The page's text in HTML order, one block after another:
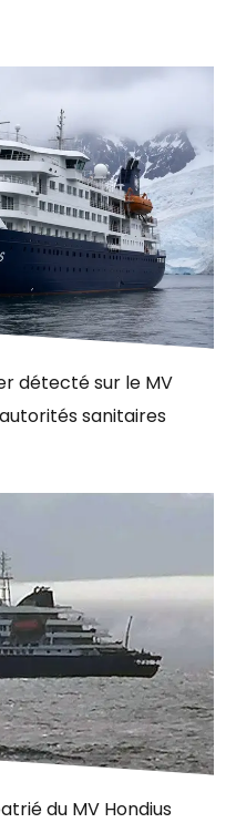
détecté sur le MV
sanitaires
du MV Hondius